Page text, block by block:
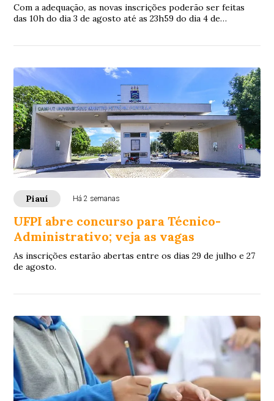
Com a adequação, as novas inscrições poderão ser feitas
das 10h do dia 3 de agosto até as 23h59 do dia 4 de
Piauí Há 2 semanas
UFPI abre concurso para Técnico-
Administrativo; veja as vagas
As inscrições estarão abertas entre os dias 29 de julho e 27
de agosto.